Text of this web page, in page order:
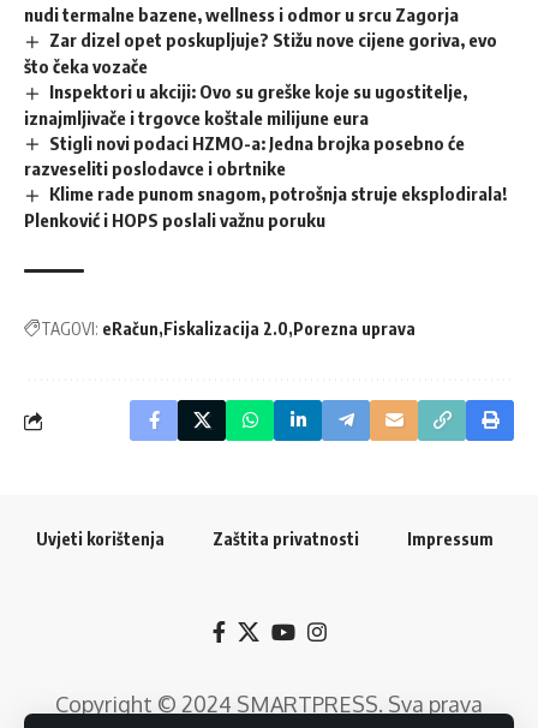
nudi termalne bazene, wellness i odmor u srcu Zagorja
Zar dizel opet poskupljuje? Stižu nove cijene goriva, evo
što čeka vozače
Inspektori u akciji: Ovo su greške koje su ugostitelje,
iznajmljivače i trgovce koštale milijune eura
Stigli novi podaci HZMO-a: Jedna brojka posebno će
razveseliti poslodavce i obrtnike
Klime rade punom snagom, potrošnja struje eksplodirala!
Plenković i HOPS poslali važnu poruku
TAGOVI: eRačun Fiskalizacija 2.0 Porezna uprava
Uvjeti korištenja Zaštita privatnosti Impressum
Copyright © 2024 SMARTPRESS. Sva prava